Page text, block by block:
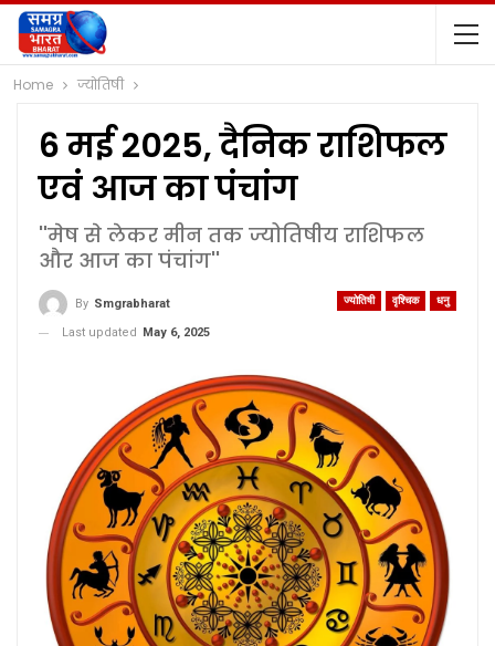
Home ज्योतिषी
6 मई 2025, दैनिक राशिफल
एवं आज का पंचांग
''मेष से लेकर मीन तक ज्योतिषीय राशिफल
और आज का पंचांग''
ज्योतिषी वृश्चिक धनु
By Smgrabharat
Last updated
May 6, 2025